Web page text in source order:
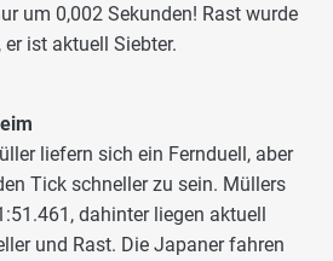
um 0,002 Sekunden! Rast wurde
ist aktuell Siebter.
liefern sich ein Fernduell, aber
Tick schneller zu sein. Müllers
dahinter liegen aktuell
und Rast. Die Japaner fahren